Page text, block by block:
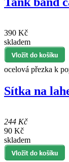
390 Kč
skladem
ocelová přezka k
Sítka na
244 Kč
90 Kč
skladem